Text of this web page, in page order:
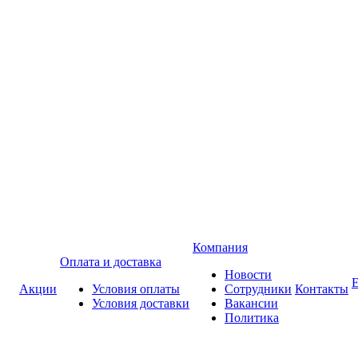
Акции
Оплата и доставка
Условия оплаты
Условия доставки
Компания
Новости
Сотрудники
Вакансии
Политика
Контакты